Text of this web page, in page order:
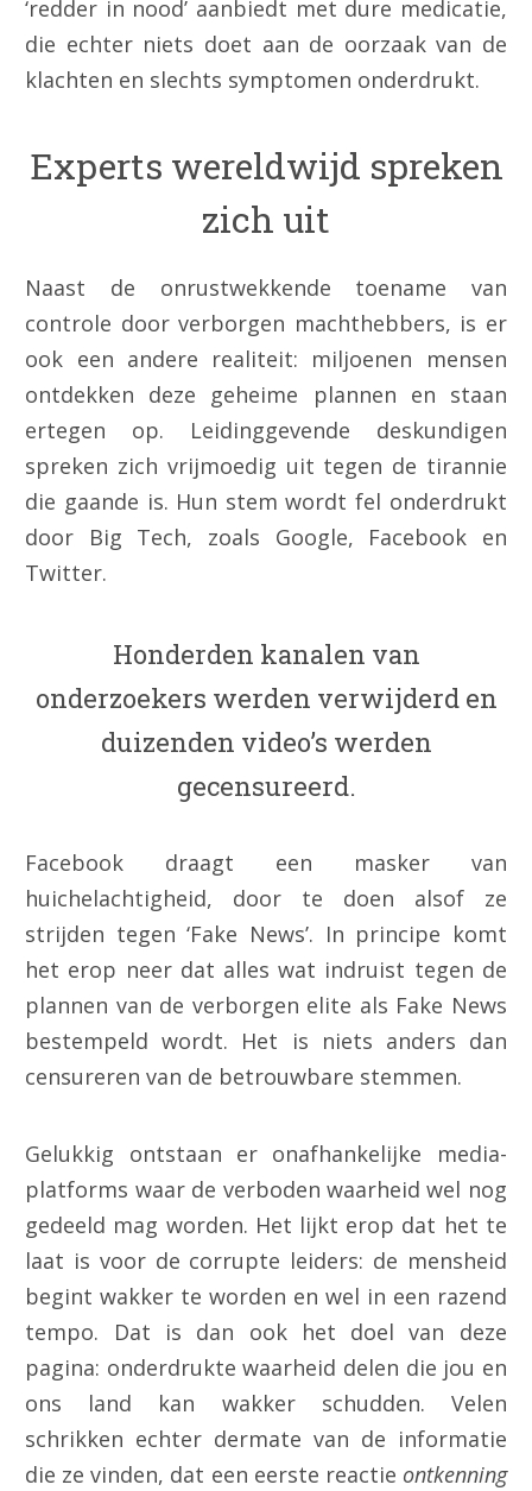
‘redder in nood’ aanbiedt met dure medicatie,
die echter niets doet aan de oorzaak van de
klachten en slechts symptomen onderdrukt.
Experts wereldwijd spreken
zich uit
Naast de onrustwekkende toename van
controle door verborgen machthebbers, is er
ook een andere realiteit: miljoenen mensen
ontdekken deze geheime plannen en staan
ertegen op. Leidinggevende deskundigen
spreken zich vrijmoedig uit tegen de tirannie
die gaande is. Hun stem wordt fel onderdrukt
door Big Tech, zoals Google, Facebook en
Twitter.
Honderden kanalen van
onderzoekers werden verwijderd en
duizenden video’s werden
gecensureerd.
Facebook draagt een masker van
huichelachtigheid, door te doen alsof ze
strijden tegen ‘Fake News’. In principe komt
het erop neer dat alles wat indruist tegen de
plannen van de verborgen elite als Fake News
bestempeld wordt. Het is niets anders dan
censureren van de betrouwbare stemmen.
Gelukkig ontstaan er onafhankelijke media-
platforms waar de verboden waarheid wel nog
gedeeld mag worden. Het lijkt erop dat het te
laat is voor de corrupte leiders: de mensheid
begint wakker te worden en wel in een razend
tempo. Dat is dan ook het doel van deze
pagina: onderdrukte waarheid delen die jou en
ons land kan wakker schudden. Velen
schrikken echter dermate van de informatie
die ze vinden, dat een eerste reactie ontkenning